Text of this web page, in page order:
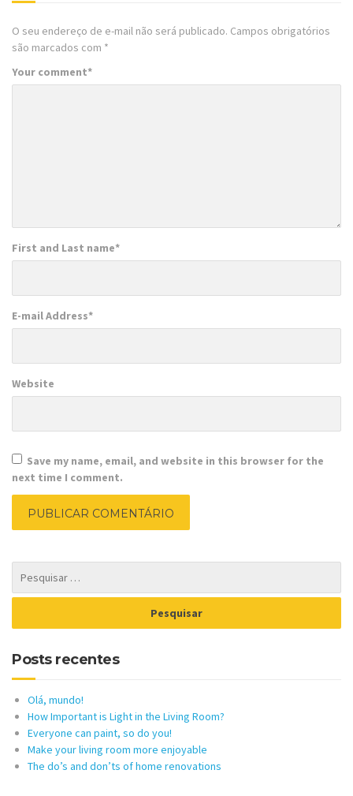
O seu endereço de e-mail não será publicado. Campos obrigatórios
são marcados com *
Your comment*
First and Last name*
E-mail Address*
Website
Save my name, email, and website in this browser for the
next time I comment.
Posts recentes
Olá, mundo!
How Important is Light in the Living Room?
Everyone can paint, so do you!
Make your living room more enjoyable
The do’s and don’ts of home renovations